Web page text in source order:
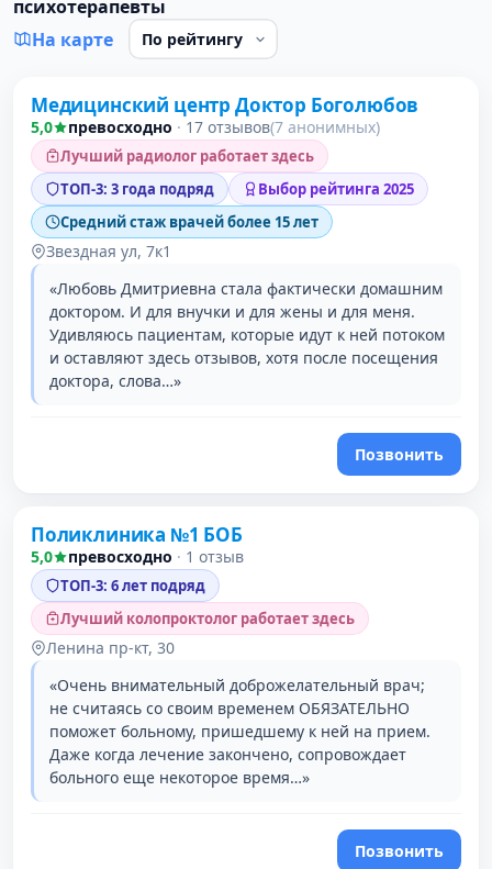
психотерапевты
На карте
1 место в рейтинге
Медицинский центр Доктор Боголюбов
5,0 превосходно · 17 отзывов(7 анонимных)
Лучший радиолог работает здесь
ТОП-3: 3 года подряд
Выбор рейтинга 2025
Средний стаж врачей более 15 лет
Звездная ул, 7к1
«Любовь Дмитриевна стала фактически домашним
доктором. И для внучки и для жены и для меня.
Удивляюсь пациентам, которые идут к ней потоком
и оставляют здесь отзывов, хотя после посещения
доктора, слова…»
Позвонить
2 место в рейтинге
Поликлиника №1 БОБ
5,0 превосходно · 1 отзыв
ТОП-3: 6 лет подряд
Лучший колопроктолог работает здесь
Ленина пр-кт, 30
«Очень внимательный доброжелательный врач;
не считаясь со своим временем ОБЯЗАТЕЛЬНО
поможет больному, пришедшему к ней на прием.
Даже когда лечение закончено, сопровождает
больного еще некоторое время…»
Позвонить